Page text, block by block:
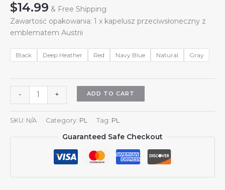
$14.99 & Free Shipping
Zawartość opakowania: 1 x kapelusz przeciwsłoneczny z
emblematem Austrii
Black Deep Heather Red Navy Blue Natural Gray
-
Austrii
Kapelusze
przeciwsłoneczne
dla
+ ADD TO CART
SKU: N/A Category: PL Tag: PL
Guaranteed Safe Checkout